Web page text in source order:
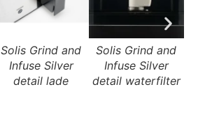
Solis Grind and
Infuse Silver
detail lade
Solis Grind and
Infuse Silver
detail waterfilter